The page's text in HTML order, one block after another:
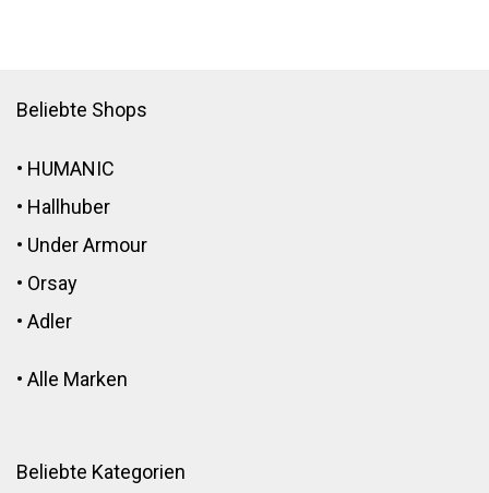
Beliebte Shops
• HUMANIC
• Hallhuber
• Under Armour
• Orsay
• Adler
• Alle Marken
Beliebte Kategorien